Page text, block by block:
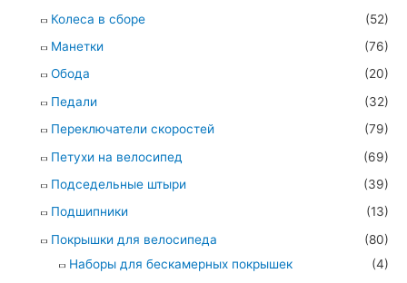
Колеса в сборе
(52)
Манетки
(76)
Обода
(20)
Педали
(32)
Переключатели скоростей
(79)
Петухи на велосипед
(69)
Подседельные штыри
(39)
Подшипники
(13)
Покрышки для велосипеда
(80)
Наборы для бескамерных покрышек
(4)